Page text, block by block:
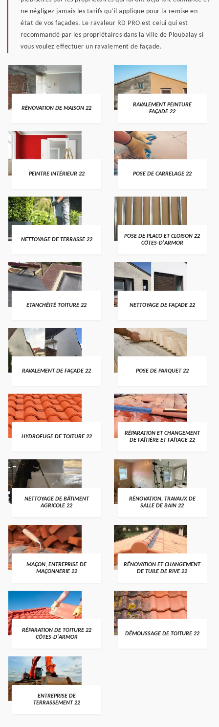
ne négligez jamais les tarifs qu’il applique pour la remise en
état de vos façades. Le ravaleur RD PRO est celui qui est
recommandé par les propriétaires dans la ville de Ploubalay si
vous voulez effectuer un ravalement de façade.
RÉNOVATION DE MAISON 22
RAVALEMENT PEINTURE
FAÇADE 22
PEINTRE INTÉRIEUR 22 POSE DE CARRELAGE 22
NETTOYAGE DE TERRASSE 22
POSE DE PLACO ET CLOISON 22
CÔTES-D'ARMOR
ETANCHÉITÉ TOITURE 22 NETTOYAGE DE FAÇADE 22
RAVALEMENT DE FAÇADE 22 POSE DE PARQUET 22
HYDROFUGE DE TOITURE 22
RÉPARATION ET CHANGEMENT
DE FAÎTIÈRE ET FAÎTAGE 22
NETTOYAGE DE BÂTIMENT
AGRICOLE 22
RÉNOVATION, TRAVAUX DE
SALLE DE BAIN 22
MAÇON, ENTREPRISE DE
MAÇONNERIE 22
RÉNOVATION ET CHANGEMENT
DE TUILE DE RIVE 22
RÉPARATION DE TOITURE 22
CÔTES-D'ARMOR
DÉMOUSSAGE DE TOITURE 22
ENTREPRISE DE
TERRASSEMENT 22